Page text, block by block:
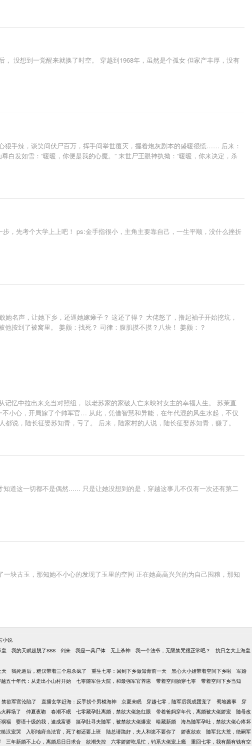
没想到一觉醒来就换了时空。 穿越到1968年，虽然是个孤女 但家产丰厚，没有
手辣，谈笑间伏尸百万，挥手间举世覆灭，握着炮灰剧本的盛暖很慌…… 后来：
白发如雪：“暖暖，你便是我的心魔。” 末世尸王眼神执拗：“暖暖，你来决定，杀
，先考个大学上上吧！ ps:金手指很小，主角主要靠自己，一生平顺，没什么挫折
名声，让她下乡，还逼她嫁瘫子？ 这还了得？ 大佬怒了，撸起袖子开始挖坑，
按到了被窝里。 姜颜：找死？ 司律：腹肌摸不摸？八块！ 姜颜：？
忆中拉出来充当对照组， 以老苏家的家破人亡来映衬女主的幸福人生。 苏茉直
小心，开局嫁了个帅军官… 从此，凭借智慧和异能，在年代混的风生水起，不仅
说，陆长征娶苏知青，亏了。 后来，陆家村的人说，陆长征娶苏知青，赚了。
道这一切都不是偶然...... 只是让她没想到的是，穿越这事儿不仅有一次还有第二
块古玉，那知她不小心的发现了玉里的空间 正在她高高兴兴的为自己囤粮，那知
小说
皇 我的天赋超脱了SSS 剑来 我是一具尸体 无上杀神 我一个法爷，无限禁咒很正常吧？
抗日之大上海皇
天 我死遁后，糙汉带着三个崽杀疯了 重生七零：回到下乡做知青前一天 黑心大小姐带着空间下乡啦
军婚
越五十年代：从走出小山村开始 七零随军住大院，和最强军官养崽 带着空间胎穿七零
带着空间下乡当知
欲军官沦陷了 直播玄学赶海：反手捞个男模海神 京夏未眠 穿越七零，随军后我成团宠了 蜀地酱事
穿
葬场了 仲夏夜吻 春潮不眠 七零藏孕肚离婚，禁欲大佬急红眼 带着爸妈穿年代，离婚被大佬娇宠
随母改
福 婴语十级的我，速成富婆 挺孕肚寻夫随军，被禁欲大佬爆宠 暗藏新婚
海岛随军孕吐，禁欲大佬心疼坏
汉宠哭 入职地府当法官，死了都还要上班 陆总请跪好，夫人和崽不要你了 娇夜欲欢
随军北大荒，绝嗣军
三年新婚不上心，离婚后日日求合 欲潮失控 六零娇娇吃瓜忙，钓系大佬宠上瘾 重回七零，我有颜有钱有空